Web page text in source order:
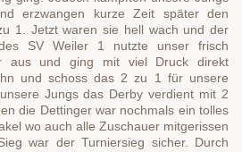
erzwangen kurze Zeit später den
1. Jetzt waren sie hell wach und der
SV Weiler 1 nutzte unser frisch
aus und ging mit viel Druck direkt
und schoss das 2 zu 1 für unsere
Jungs das Derby verdient mit 2
die Dettinger war nochmals ein tolles
wo auch alle Zuschauer mitgerissen
war der Turniersieg sicher. Durch